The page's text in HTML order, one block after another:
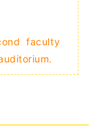
faculty